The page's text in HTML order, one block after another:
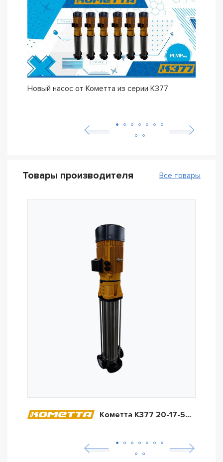
Новый насос от Кометта из серии К377
Товары производителя Все товары
Кометта К377 20-17-50/04А/185Т2